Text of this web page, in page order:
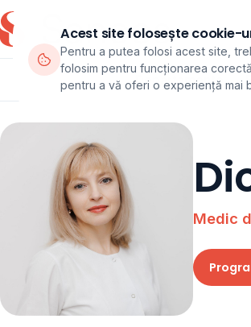
Departamente
Medic
Acest site folosește cookie-
Pentru a putea folosi acest site,
folosim pentru funcționarea
pentru a vă oferi o experiență mai